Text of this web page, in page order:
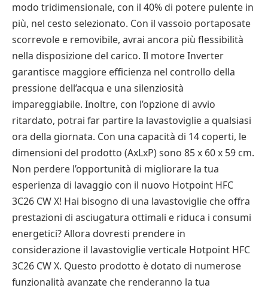
modo tridimensionale, con il 40% di potere pulente in
più, nel cesto selezionato. Con il vassoio portaposate
scorrevole e removibile, avrai ancora più flessibilità
nella disposizione del carico. Il motore Inverter
garantisce maggiore efficienza nel controllo della
pressione dell’acqua e una silenziosità
impareggiabile. Inoltre, con l’opzione di avvio
ritardato, potrai far partire la lavastoviglie a qualsiasi
ora della giornata. Con una capacità di 14 coperti, le
dimensioni del prodotto (AxLxP) sono 85 x 60 x 59 cm.
Non perdere l’opportunità di migliorare la tua
esperienza di lavaggio con il nuovo Hotpoint HFC
3C26 CW X! Hai bisogno di una lavastoviglie che offra
prestazioni di asciugatura ottimali e riduca i consumi
energetici? Allora dovresti prendere in
considerazione il lavastoviglie verticale Hotpoint HFC
3C26 CW X. Questo prodotto è dotato di numerose
funzionalità avanzate che renderanno la tua